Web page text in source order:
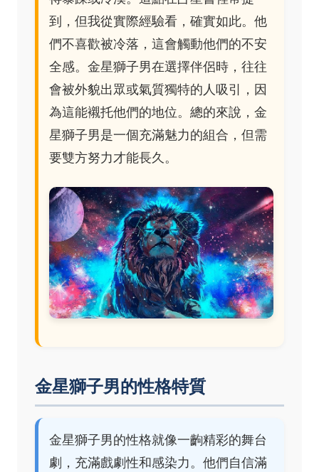
到，但我從實際經驗看，確實如此。他
們不喜歡被冷落，這會觸動他們的不安
全感。金星獅子男在選擇伴侶時，往往
會被外貌出眾或氣質獨特的人吸引，因
為這能襯托他們的地位。總的來說，金
星獅子男是一個充滿魅力的組合，但需
要雙方努力才能長久。
金星獅子男的性格特質
金星獅子男的性格就像一齣精彩的舞台
劇，充滿戲劇性和感染力。他們自信滿